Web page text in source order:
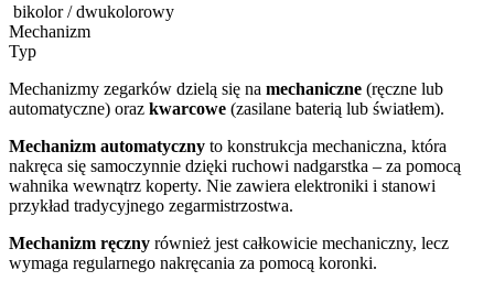
bikolor / dwukolorowy
Mechanizm
Typ
Mechanizmy zegarków dzielą się na mechaniczne (ręczne lub
automatyczne) oraz kwarcowe (zasilane baterią lub światłem).
Mechanizm automatyczny to konstrukcja mechaniczna, która
nakręca się samoczynnie dzięki ruchowi nadgarstka – za pomocą
wahnika wewnątrz koperty. Nie zawiera elektroniki i stanowi
przykład tradycyjnego zegarmistrzostwa.
Mechanizm ręczny również jest całkowicie mechaniczny, lecz
wymaga regularnego nakręcania za pomocą koronki.